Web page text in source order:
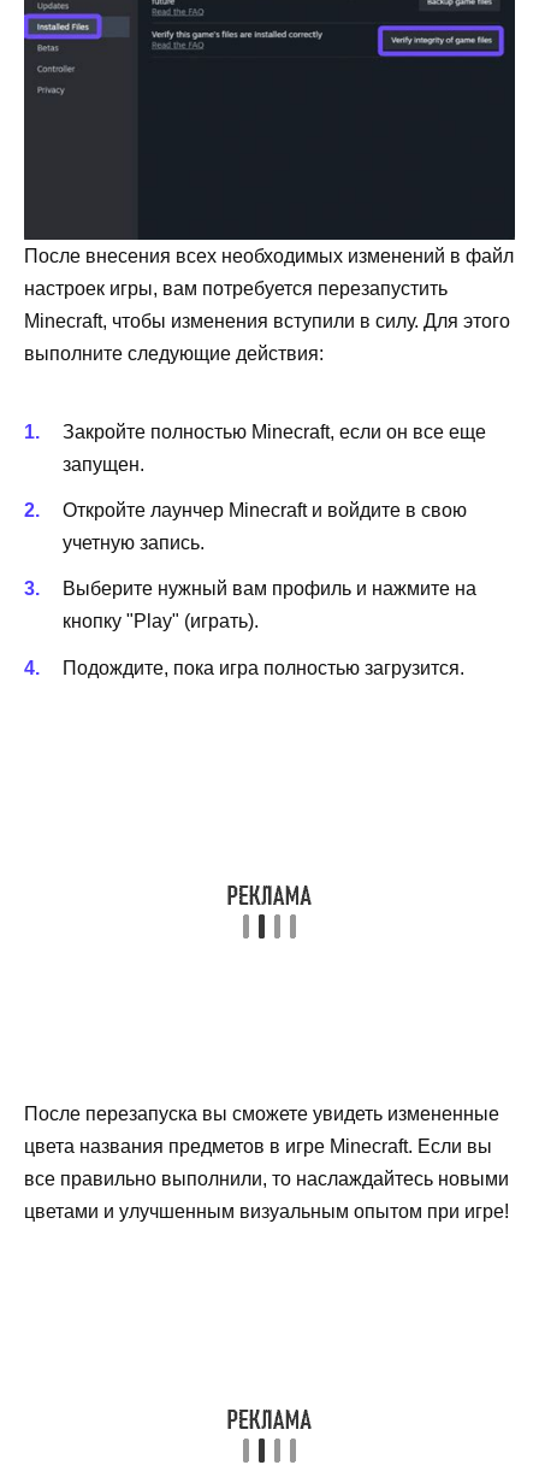
После внесения всех необходимых изменений в файл
настроек игры, вам потребуется перезапустить
Minecraft, чтобы изменения вступили в силу. Для этого
выполните следующие действия:
Закройте полностью Minecraft, если он все еще
запущен.
Откройте лаунчер Minecraft и войдите в свою
учетную запись.
Выберите нужный вам профиль и нажмите на
кнопку "Play" (играть).
Подождите, пока игра полностью загрузится.
После перезапуска вы сможете увидеть измененные
цвета названия предметов в игре Minecraft. Если вы
все правильно выполнили, то наслаждайтесь новыми
цветами и улучшенным визуальным опытом при игре!